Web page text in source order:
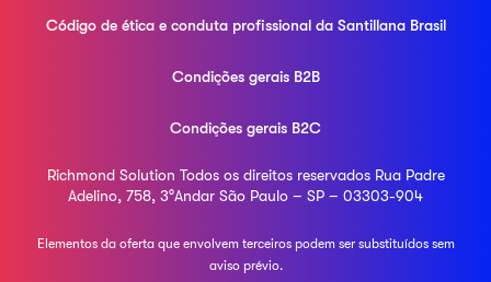
Código de ética e conduta profissional daSantillana Brasil
Condições gerais B2B
Condições gerais B2C
Richmond Solution Todos os direitos reservados Rua Padre
Adelino, 758, 3°Andar São Paulo – SP – 03303-904
Elementos da oferta que envolvem terceiros podem sersubstituídos sem
aviso prévio.